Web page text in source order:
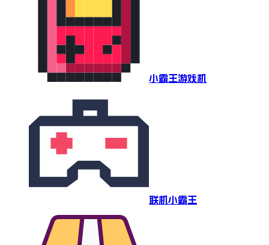
小霸王游戏机
联机小霸王